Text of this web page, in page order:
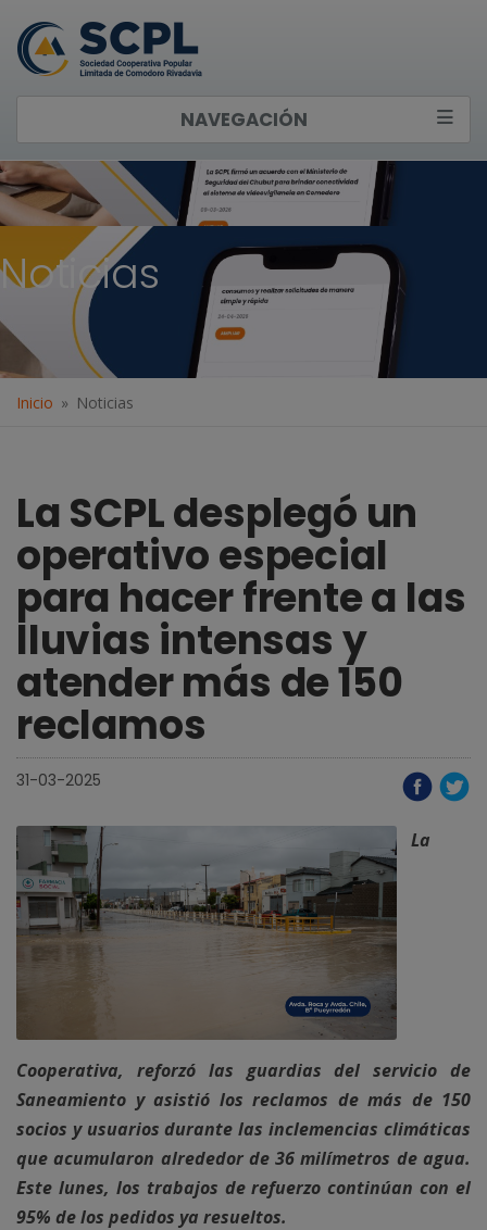
NAVEGACIÓN
Noticias
Inicio Noticias
La SCPL desplegó un
operativo especial
para hacer frente a las
lluvias intensas y
atender más de 150
reclamos
31-03-2025
La
Cooperativa, reforzó las guardias del servicio de
Saneamiento y asistió los reclamos de más de 150
socios y usuarios durante las inclemencias climáticas
que acumularon alrededor de 36 milímetros de agua.
Este lunes, los trabajos de refuerzo continúan con el
95% de los pedidos ya resueltos.